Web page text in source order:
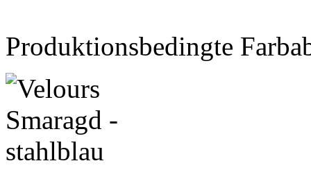
Produktionsbedingte